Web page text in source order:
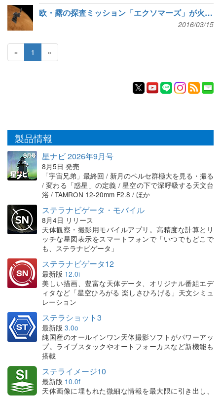
欧・露の探査ミッション「エクソマーズ」が火星に向け出発
2016/03/15
« 1 »
製品情報
星ナビ 2026年9月号
8月5日 発売
「宇宙兄弟」最終回 / 新月のペルセ群極大を見る・撮る
/ 変わる「惑星」の定義 / 星空の下で深呼吸する天文台
浴 / TAMRON 12-20mm F2.8 / ほか
ステラナビゲータ・モバイル
8月4日 リリース
天体観察・撮影用モバイルアプリ。高精度な計算とリ
ッチな星図表示をスマートフォンで「いつでもどこで
も、ステラナビゲータ」
ステラナビゲータ12
最新版 12.0i
美しい描画、豊富な天体データ、オリジナル番組エデ
ィタなど「星空ひろがる 楽しさひろげる」天文シミュ
レーション
ステラショット3
最新版 3.0o
純国産のオールインワン天体撮影ソフトがパワーアッ
プ。ライブスタックやオートフォーカスなど新機能も
搭載
ステライメージ10
最新版 10.0f
天体画像に埋もれた微細な情報を最大限に引き出し、